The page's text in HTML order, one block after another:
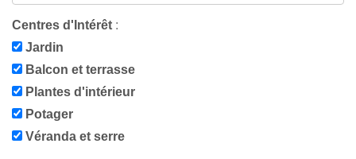
Centres d'Intérêt :
Jardin
Balcon et terrasse
Plantes d'intérieur
Potager
Véranda et serre